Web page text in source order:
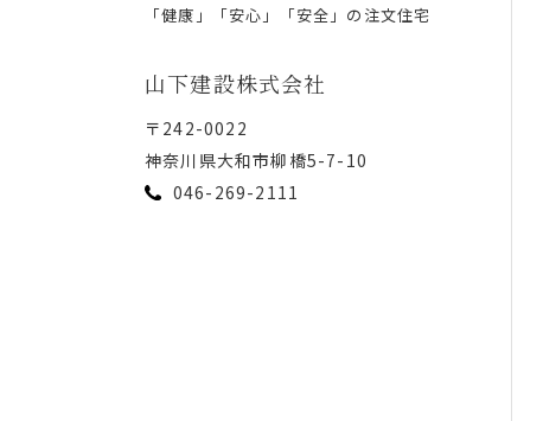
「健康」「安⼼」「安全」の注⽂住宅
⼭下建設株式会社
〒242-0022
神奈川県⼤和市柳橋5-7-10
046-269-2111